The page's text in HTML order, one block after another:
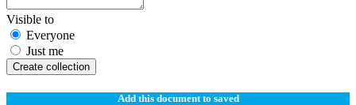
Visible to
Everyone
Just me
Create collection
Add this document to saved